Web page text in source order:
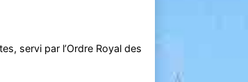
servi par l’Ordre Royal des